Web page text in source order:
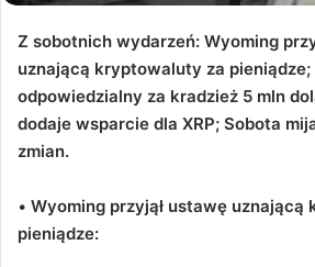
Z sobotnich wydarzeń: Wyoming
uznającą kryptowaluty za
odpowiedzialny za kradzież 5 mln
dodaje wsparcie dla XRP; Sobota
zmian.
• Wyoming przyjął ustawę uznającą
pieniądze: